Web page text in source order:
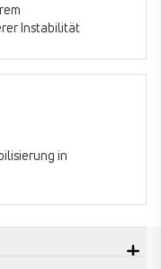
Instabilität
in